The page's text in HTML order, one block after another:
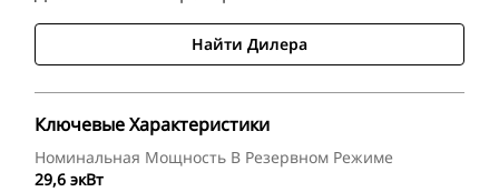
Найти Дилера
Ключевые Характеристики
Номинальная Мощность В Резервном Режиме
29,6 экВт